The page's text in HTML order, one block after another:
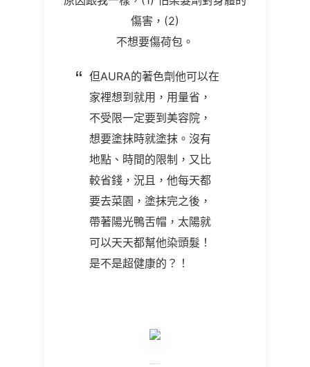
傷害， (2)
不想要傷荷包。
但AURA的著色劑他可以在
家裡想到就用，用量省，
不受限一定要到美容院，
想要塗抹時就塗抹。沒有
地點、時間的限制，又比
較省錢，況且，他每天都
要去菜園，塗抹完之後，
帶著陽光鴨舌帽，太陽就
可以天天都幫他染頭髮！
是不是超健康的？！